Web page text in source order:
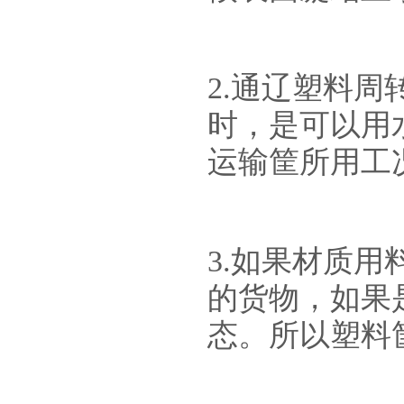
2.通辽塑料周
时，是可以用
运输筐所用工
3.如果材质用
的货物，如果
态。所以塑料